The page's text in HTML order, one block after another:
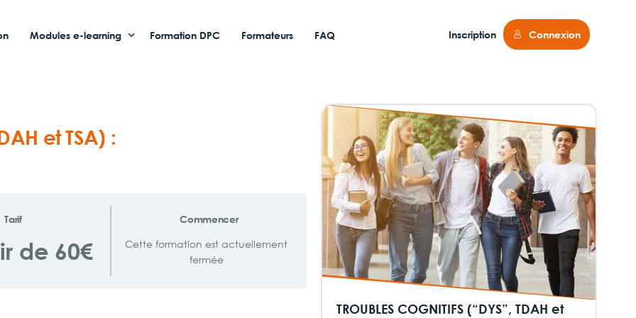
Modules e-learning
Service à la personne
Formation DPC Formateurs FAQ Inscription Connexion
et TSA) :
Tarif
de 60€
Commencer
Cette formation est actuellement
fermée
TROUBLES COGNITIFS (“DYS”, TDAH et